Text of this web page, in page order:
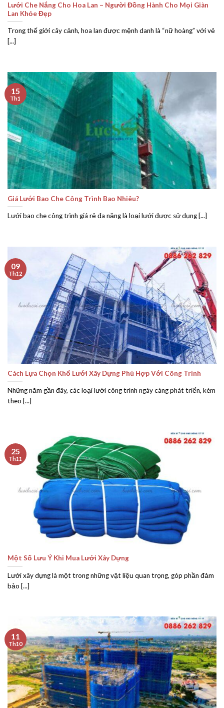
Lưới Che Nắng Cho Hoa Lan – Người Đồng Hành Cho Mọi Giàn
Lan Khỏe Đẹp
Trong thế giới cây cảnh, hoa lan được mệnh danh là “nữ hoàng” với vẻ
[...]
Giá Lưới Bao Che Công Trình Bao Nhiêu?
Lưới bao che công trình giá rẻ đa năng là loại lưới được sử dụng [...]
15
Th1
Cách Lựa Chọn Khổ Lưới Xây Dựng Phù Hợp Với Công Trình
Những năm gần đây, các loại lưới công trình ngày càng phát triển, kèm
theo [...]
09
Th12
Một Số Lưu Ý Khi Mua Lưới Xây Dựng
Lưới xây dựng là một trong những vật liệu quan trọng, góp phần đảm
bảo [...]
25
Th11
11
Th10